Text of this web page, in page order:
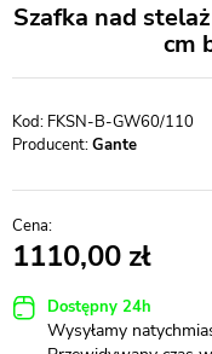
Szafka nad
cm
FKSN-B-GW60/110
Producent:Gante
1110,00
Dostępny 24h
Wysyłamy